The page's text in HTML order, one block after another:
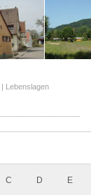
| Lebenslagen
C D E